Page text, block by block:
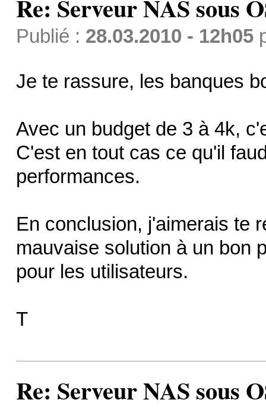
Re: Serveur NAS sous
Publié : 28.03.2010 - 12h05
Je te rassure, les banques
Avec un budget de 3 à 4k,
C'est en tout cas ce qu'il
performances.
En conclusion, j'aimerais te
mauvaise solution à un bon
pour les utilisateurs.
T
Re: Serveur NAS sous